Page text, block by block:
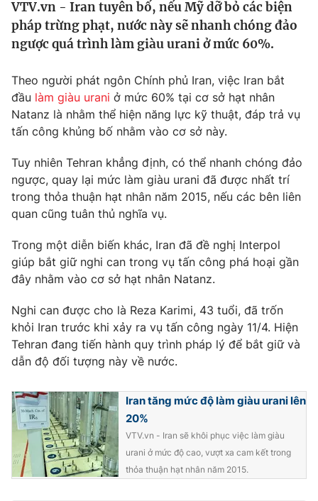
Thế giới
Tin tức
Câu chuyện quốc tế
Kinh tế
Tài chính
Thị trường
Góc doanh nghiệp
Dữ liệu và đời sống
Truyền hình
Phim VTV
Hậu trường
Nhân vật
Khán giả
Giải sao mai
Giải trí
Điện ảnh
Sao
Đời sống
Du lịch
Làm đẹp
Chất lượng cuộc sống
Giáo dục
Tuyển sinh
Học trực tuyến
Hitech Công nghệ tương lai
Sản phẩm
Tư vấn
Giao lưu trực tuyến
Chuyên mục khác
Emagazine Podcast
VTV.vn - Iran tuyên bố, nếu Mỹ dỡ bỏ các biện
pháp trừng phạt, nước này sẽ nhanh chóng đảo
ngược quá trình làm giàu urani ở mức 60%.
Theo người phát ngôn Chính phủ Iran, việc Iran bắt
đầu làm giàu urani ở mức 60% tại cơ sở hạt nhân
Natanz là nhằm thể hiện năng lực kỹ thuật, đáp trả vụ
tấn công khủng bố nhằm vào cơ sở này.
Tuy nhiên Tehran khẳng định, có thể nhanh chóng đảo
ngược, quay lại mức làm giàu urani đã được nhất trí
trong thỏa thuận hạt nhân năm 2015, nếu các bên liên
quan cũng tuân thủ nghĩa vụ.
Trong một diễn biến khác, Iran đã đề nghị Interpol
giúp bắt giữ nghi can trong vụ tấn công phá hoại gần
đây nhằm vào cơ sở hạt nhân Natanz.
Nghi can được cho là Reza Karimi, 43 tuổi, đã trốn
khỏi Iran trước khi xảy ra vụ tấn công ngày 11/4. Hiện
Tehran đang tiến hành quy trình pháp lý để bắt giữ và
dẫn độ đối tượng này về nước.
Iran tăng mức độ làm giàu urani lên
20%
VTV.vn - Iran sẽ khôi phục việc làm giàu
urani ở mức độ cao, vượt xa cam kết trong
thỏa thuận hạt nhân năm 2015.